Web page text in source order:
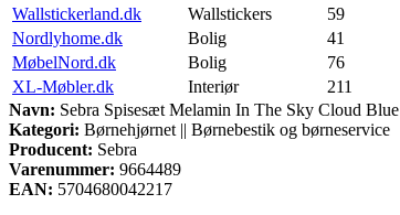
Wallstickerland.dk
Wallstickers 59
Nordlyhome.dk
Bolig 41
MøbelNord.dk
Bolig 76
XL-Møbler.dk
Interiør 211
Navn: Sebra Spisesæt Melamin In The Sky Cloud Blue
Kategori: Børnehjørnet || Børnebestik og børneservice
Producent: Sebra
Varenummer: 9664489
EAN: 5704680042217